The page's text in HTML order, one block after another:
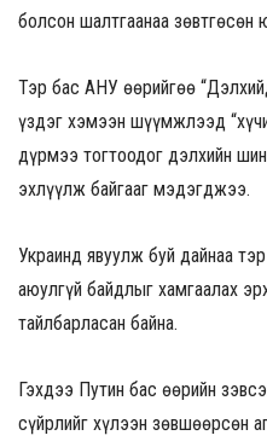
болсон шалтгаанаа зөвтгөсөн
Тэр бас АНУ өөрийгөө
үздэг хэмээн шүүмжлээд
дүрмээ тогтоодог дэлхийн
эхлүүлж байгааг мэдэгджээ.
Украинд явуулж буй дайнаа
аюулгүй байдлыг хамгаалах
тайлбарласан байна.
Гэхдээ Путин бас өөрийн
сүйрлийг хүлээн зөвшөөрсөн